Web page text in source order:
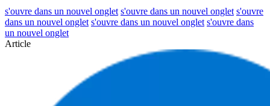
s'ouvre dans un nouvel onglet s'ouvre dans un nouvel onglet s'ouvre
dans un nouvel onglet s'ouvre dans un nouvel onglet s'ouvre dans
un nouvel onglet
Article